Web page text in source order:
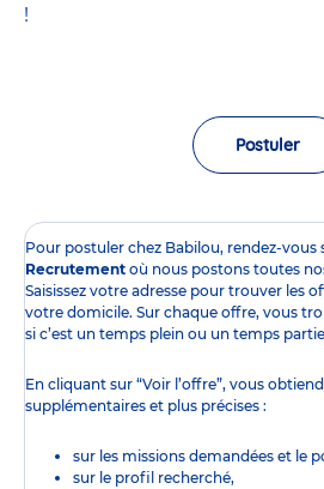
!
Postuler
Pour postuler chez Babilou, rendez-vous
Recrutement où nous postons toutes
Saisissez votre adresse pour trouver les
votre domicile. Sur chaque offre, vous
si c’est un temps plein ou un temps
En cliquant sur “Voir l’offre”, vous
supplémentaires et plus précises :
sur les missions demandées et le
sur le profil recherché,